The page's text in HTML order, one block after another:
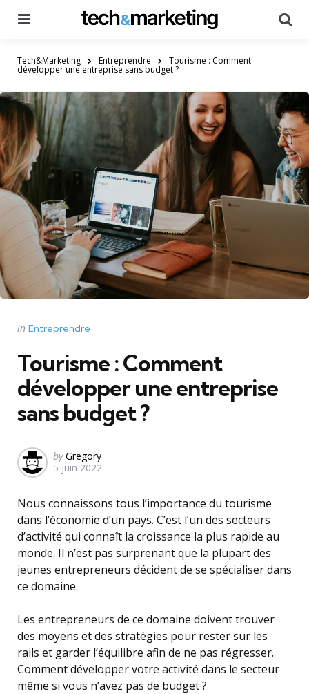
Tech&Marketing Entreprendre Tourisme : Comment
développer une entreprise sans budget ?
Categories
Posted
in Entreprendre
Tourisme : Comment
développer une entreprise
sans budget ?
Posted
by
by Gregory
5 juin 2022
Nous connaissons tous l’importance du tourisme
dans l’économie d’un pays. C’est l’un des secteurs
d’activité qui connaît la croissance la plus rapide au
monde. Il n’est pas surprenant que la plupart des
jeunes entrepreneurs décident de se spécialiser dans
ce domaine.
Les entrepreneurs de ce domaine doivent trouver
des moyens et des stratégies pour rester sur les
rails et garder l’équilibre afin de ne pas régresser.
Comment développer votre activité dans le secteur
même si vous n’avez pas de budget ?